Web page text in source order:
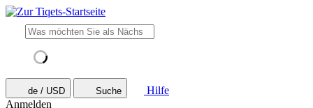
de / USD Suche
Hilfe
Anmelden